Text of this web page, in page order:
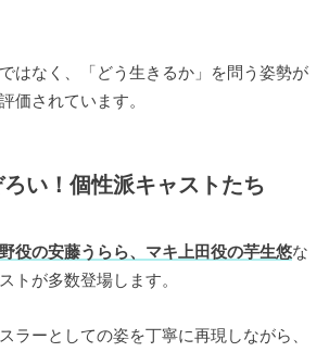
はなく、「どう生きるか」を問う姿勢が
価されています。
い！個性派キャストたち
役の安藤うらら、マキ上田役の芋生悠な
トが多数登場します。
ラーとしての姿を丁寧に再現しながら、